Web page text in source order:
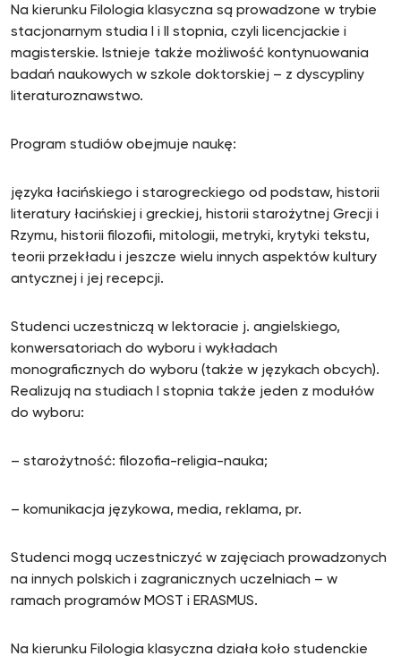
Na kierunku Filologia klasyczna są prowadzone w trybie
stacjonarnym studia I i II stopnia, czyli licencjackie i
magisterskie. Istnieje także możliwość kontynuowania
badań naukowych w szkole doktorskiej – z dyscypliny
literaturoznawstwo.
Program studiów obejmuje naukę:
języka łacińskiego i starogreckiego od podstaw, historii
literatury łacińskiej i greckiej, historii starożytnej Grecji i
Rzymu, historii filozofii, mitologii, metryki, krytyki tekstu,
teorii przekładu i jeszcze wielu innych aspektów kultury
antycznej i jej recepcji.
Studenci uczestniczą w lektoracie j. angielskiego,
konwersatoriach do wyboru i wykładach
monograficznych do wyboru (także w językach obcych).
Realizują na studiach I stopnia także jeden z modułów
do wyboru:
– starożytność: filozofia-religia-nauka;
– komunikacja językowa, media, reklama, pr.
Studenci mogą uczestniczyć w zajęciach prowadzonych
na innych polskich i zagranicznych uczelniach – w
ramach programów MOST i ERASMUS.
Na kierunku Filologia klasyczna działa koło studenckie